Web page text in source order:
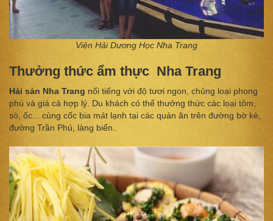
Viện Hải Dương Học Nha Trang
Thưởng thức ẩm thực Nha Trang
Hải sản Nha Trang nổi tiếng với độ tươi ngon, chủng loại phong
phú và giá cả hợp lý. Du khách có thể thưởng thức các loại tôm,
sò, ốc... cùng cốc bia mát lạnh tại các quán ăn trên đường bờ kè,
đường Trần Phú, làng biển..